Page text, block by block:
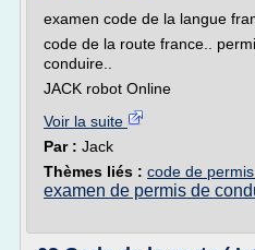
examen code de la langue
code de la route france..
conduire..
JACK robot Online
Voir la suite
Par : Jack
Thèmes liés : code de
examen de permis de